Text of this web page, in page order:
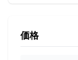
価格